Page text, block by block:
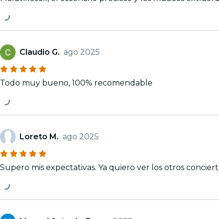
Claudio G. ago 2025
Todo muy bueno, 100% recomendable
Loreto M. ago 2025
Supero mis expectativas. Ya quiero ver los otros